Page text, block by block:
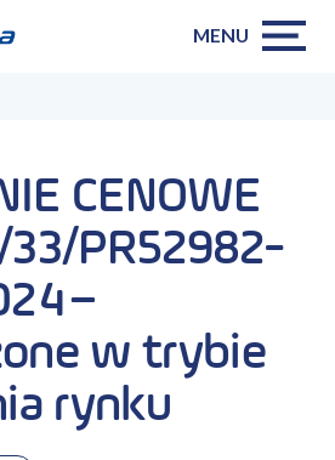
MENU
CENOWE
33/PR52982-
–
w trybie
rynku